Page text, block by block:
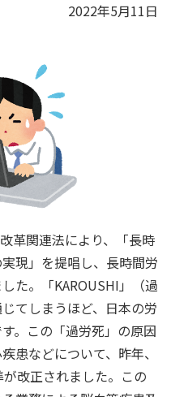
2022年5月11日
革関連法により、「長時
現」を提唱し、長時間労
た。「KAROUSHI」（過
てしまうほど、日本の労
。この「過労死」の原因
患などについて、昨年、
改正されました。この